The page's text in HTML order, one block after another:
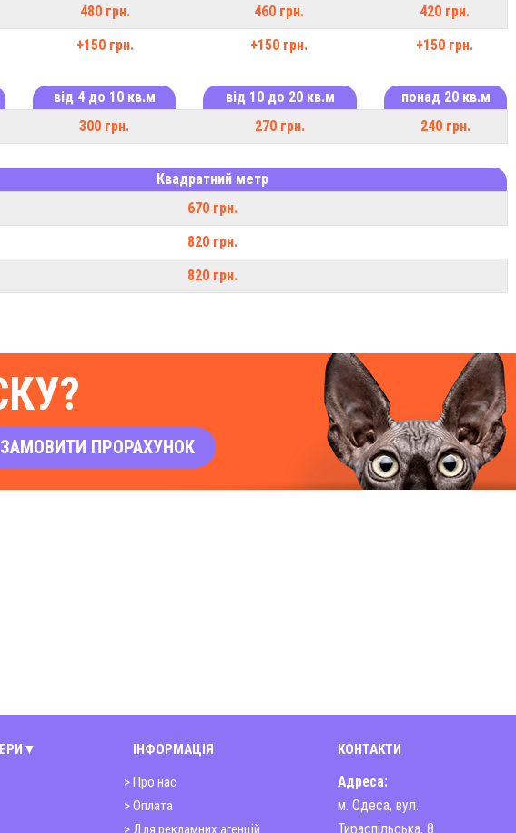
480 грн. 460 грн.
420 грн.
+150 грн. +150 грн. +150 грн.
від 4 до 10 кв.м від 10 до 20 кв.м
понад 20 кв.м
300 грн. 270 грн. 240 грн.
Квадратний метр
670 грн.
820 грн.
820 грн.
ЗАМОВИТИ ПРОРАХУНОК
ІНФОРМАЦІЯ
> Про нас
> Оплата
> Для рекламних агенцій
КОНТАКТИ
Адреса:
м. Одеса, вул.
Тираспільська, 8